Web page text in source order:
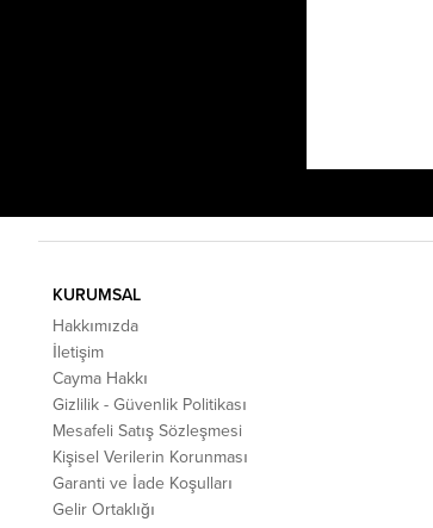
KURUMSAL
Hakkımızda
İletişim
Cayma Hakkı
Gizlilik - Güvenlik Politikası
Mesafeli Satış Sözleşmesi
Kişisel Verilerin Korunması
Garanti ve İade Koşulları
Gelir Ortaklığı